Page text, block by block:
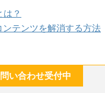
は？
ンテンツを解消する方法
い合わせ受付中